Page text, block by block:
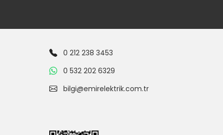
0 212 238 3453
0 532 202 6329
bilgi@emirelektrik.com.tr